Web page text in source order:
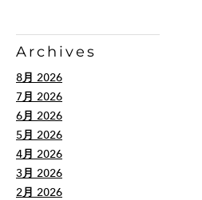
Archives
8月 2026
7月 2026
6月 2026
5月 2026
4月 2026
3月 2026
2月 2026